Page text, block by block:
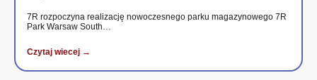
7R rozpoczyna realizację nowoczesnego parku magazynowego 7R
Park Warsaw South…
Czytaj wiecej →